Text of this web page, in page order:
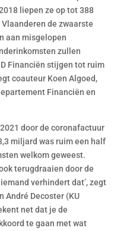
liepen ze op tot 388
de zwaarste
aan misgelopen
zullen
Financiën stijgen tot ruim
coauteur Koen Algoed,
Financiën en
door de coronafactuur
miljard was ruim een half
welkom geweest.
terugdraaien door de
verhindert dat’, zegt
André Decoster (KU
net dat je de
te gaan met wat